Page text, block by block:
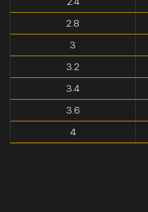
2.8
3
3.2
3.4
3.6
4